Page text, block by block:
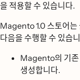
을 적용할 수 있습니다.
Magento 1.0 스토어는
다음을 수행할 수
Magento의 기존
생성합니다.